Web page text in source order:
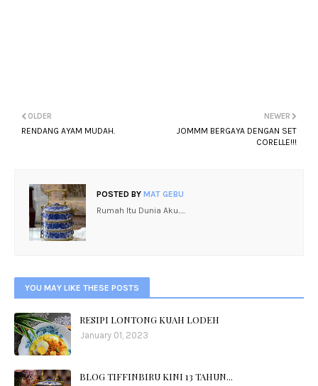
NEWER
JOMMM BERGAYA DENGAN SET
CORELLE!!!
OLDER
RENDANG AYAM MUDAH.
POSTED BY MAT GEBU
Rumah Itu Dunia Aku.....
YOU MAY LIKE THESE POSTS
RESIPI LONTONG KUAH LODEH
January 01, 2023
BLOG TIFFINBIRU KINI 13 TAHUN...